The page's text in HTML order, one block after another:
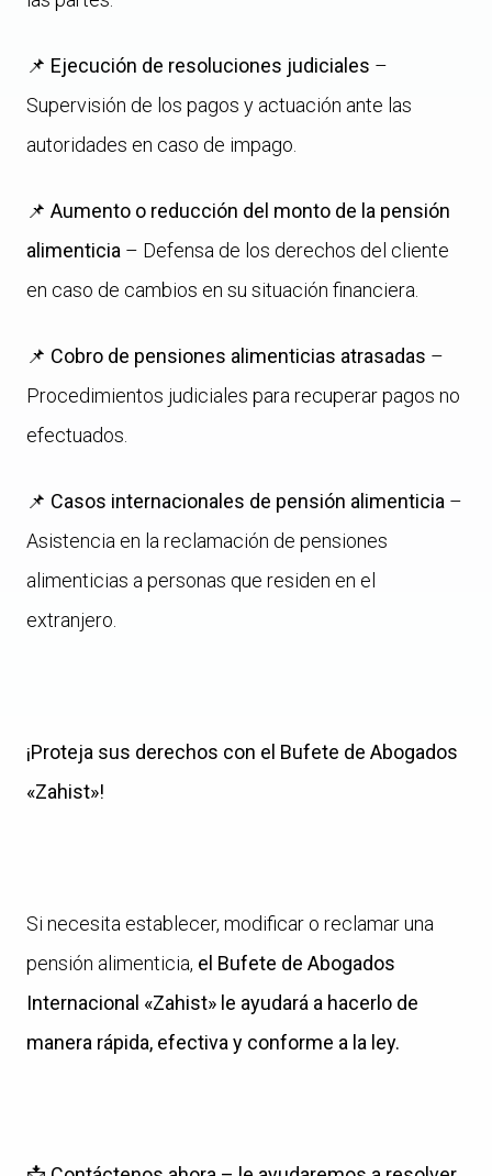
📌 Ejecución de resoluciones judiciales –
Supervisión de los pagos y actuación ante las
autoridades en caso de impago.
📌 Aumento o reducción del monto de la pensión
alimenticia – Defensa de los derechos del cliente
en caso de cambios en su situación financiera.
📌 Cobro de pensiones alimenticias atrasadas –
Procedimientos judiciales para recuperar pagos no
efectuados.
📌 Casos internacionales de pensión alimenticia –
Asistencia en la reclamación de pensiones
alimenticias a personas que residen en el
extranjero.
¡Proteja sus derechos con el Bufete de Abogados
«Zahist»!
Si necesita establecer, modificar o reclamar una
pensión alimenticia, el Bufete de Abogados
Internacional «Zahist» le ayudará a hacerlo de
manera rápida, efectiva y conforme a la ley.